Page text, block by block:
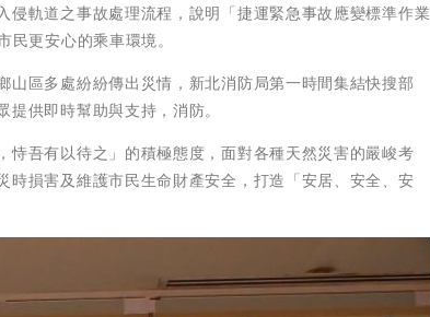
軌道之事故處理流程，說明「捷運緊急事故應變標準作業
更安心的乘車環境。
區多處紛紛傳出災情，新北消防局第一時間集結快搜部
供即時幫助與支持，消防。
吾有以待之」的積極態度，面對各種天然災害的嚴峻考
損害及維護市民生命財產安全，打造「安居、安全、安